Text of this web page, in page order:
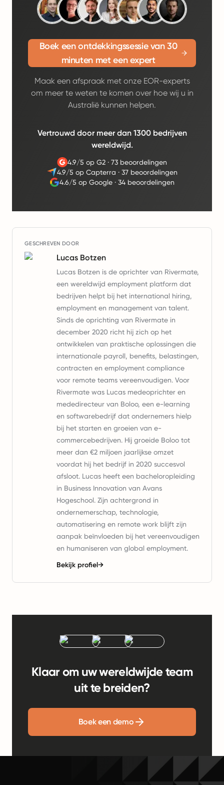
Boek een ontdekkingssessie van 30
minuten met een expert
Maak een afspraak met onze EOR-experts
om meer te weten te komen over hoe wij u in
Australië kunnen helpen.
Vertrouwd door meer dan 1300 bedrijven
wereldwijd.
4.9/5 op G2· 73 beoordelingen
4.9/5 op Capterra · 37 beoordelingen
4.6/5 op Google ·34 beoordelingen
GESCHREVEN DOOR
Lucas Botzen
Lucas Botzen is de oprichter van Rivermate,
een wereldwijd employment platform dat
bedrijven helpt bij het international hiring,
employment en management van talent.
Sinds de oprichting van Rivermate in
december 2020 richt hij zich op het
ontwikkelen van praktische oplossingen die
internationale payroll, benefits, belastingen,
contracten en employment compliance
voor remote teams vereenvoudigen. Voor
Rivermate was Lucas medeoprichter en
mededirecteur van Boloo, een e-learning
en softwarebedrijf dat ondernemers hielp
bij het starten en groeien van e-
commercebedrijven. Hij groeide Boloo tot
meer dan €2 miljoen jaarlijkse omzet
voordat hij het bedrijf in 2020 succesvol
afsloot. Lucas heeft een bacheloropleiding
in Business Innovation van Avans
Hogeschool. Zijn achtergrond in
ondernemerschap, technologie,
automatisering en remote work blijft zijn
aanpak beïnvloeden bij het vereenvoudigen
en humaniseren van global employment.
Bekijk profiel→
Klaar om uw wereldwijde team
uit te breiden?
Boek een demo